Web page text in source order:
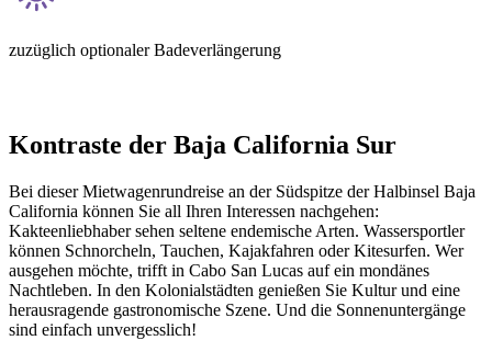
zuzüglich optionaler Badeverlängerung
Kontraste der Baja California Sur
Bei dieser Mietwagenrundreise an der Südspitze der Halbinsel Baja
California können Sie all Ihren Interessen nachgehen:
Kakteenliebhaber sehen seltene endemische Arten. Wassersportler
können Schnorcheln, Tauchen, Kajakfahren oder Kitesurfen. Wer
ausgehen möchte, trifft in Cabo San Lucas auf ein mondänes
Nachtleben. In den Kolonialstädten genießen Sie Kultur und eine
herausragende gastronomische Szene. Und die Sonnenuntergänge
sind einfach unvergesslich!